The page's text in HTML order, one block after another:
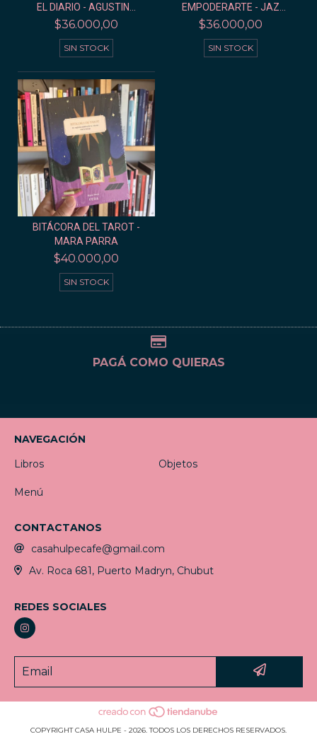
EL DIARIO - AGUSTIN...
$36.000,00
SIN STOCK
EMPODERARTE - JAZ
VENTUR...
$36.000,00
SIN STOCK
BITÁCORA DEL TAROT -
MARA PARRA
$40.000,00
SIN STOCK
PAGÁ COMO QUIERAS
NAVEGACIÓN
Libros
Objetos
Menú
CONTACTANOS
casahulpecafe@gmail.com
Av. Roca 681, Puerto Madryn, Chubut
REDES SOCIALES
COPYRIGHT CASA HULPE - 2026. TODOS LOS DERECHOS RESERVADOS.